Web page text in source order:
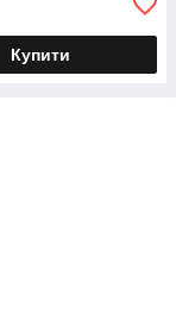
Купити